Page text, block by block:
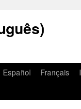
Español Français